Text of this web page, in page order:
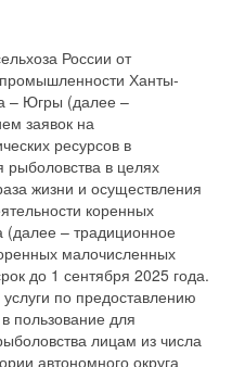
России от
Ханты-
– Югры (далее –
заявок на
ресурсов в
рыболовства в целях
жизни и осуществления
коренных
– традиционное
малочисленных
до 1 сентября 2025 года.
по предоставлению
пользование для
лицам из числа
автономного округа